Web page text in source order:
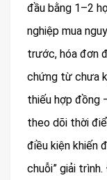
đầu bằng 1–2
nghiệp mua
trước, hóa đơn
chứng từ chưa
thiếu hợp đồng
theo dõi thời
điều kiện khiến
chuỗi” giải